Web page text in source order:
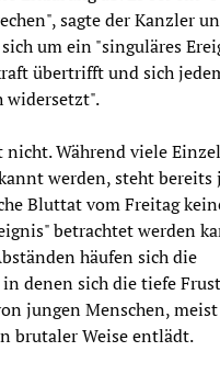
sagte der Kanzler
um ein "singuläres
übertrifft und sich
widersetzt".
nicht. Während viele
werden, steht bereits
Bluttat vom Freitag
betrachtet werden
häufen sich die
in denen sich die tiefe
jungen Menschen,
brutaler Weise entlädt.